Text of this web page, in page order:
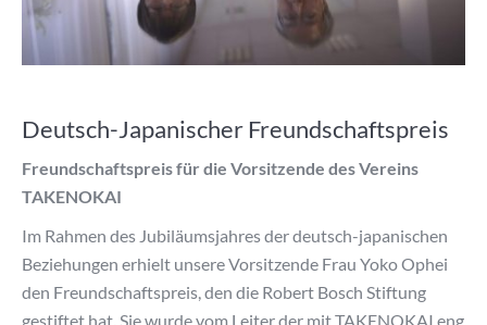
Deutsch-Japanischer Freundschaftspreis
Freundschaftspreis für die Vorsitzende des Vereins
TAKENOKAI
Im Rahmen des Jubiläumsjahres der deutsch-japanischen
Beziehungen erhielt unsere Vorsitzende Frau Yoko Ophei
den Freundschaftspreis, den die Robert Bosch Stiftung
gestiftet hat. Sie wurde vom Leiter der mit TAKENOKAI eng